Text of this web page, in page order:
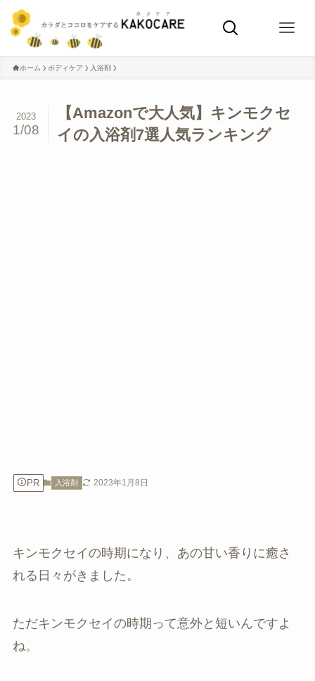
ホーム ボディケア 入浴剤
【Amazonで大人気】キンモクセ
イの入浴剤7選人気ランキング
2023
1/08
PR 入浴剤 2023年1月8日
キンモクセイの時期になり、あの甘い香りに癒さ
れる日々がきました。
ただキンモクセイの時期って意外と短いんですよ
ね。